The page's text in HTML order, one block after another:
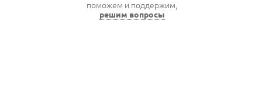
поможем и поддержим,
решим вопросы